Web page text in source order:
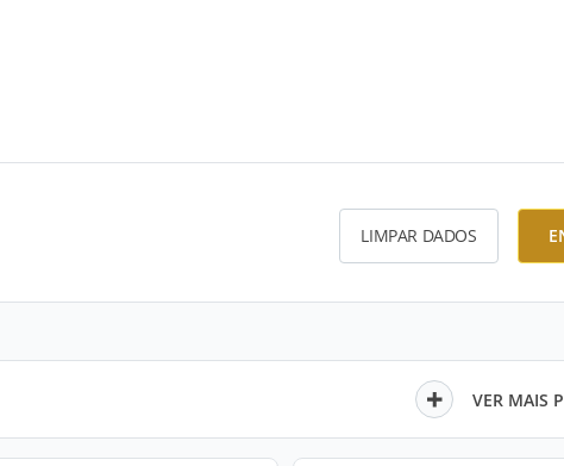
LIMPAR DADOS
VER MAIS